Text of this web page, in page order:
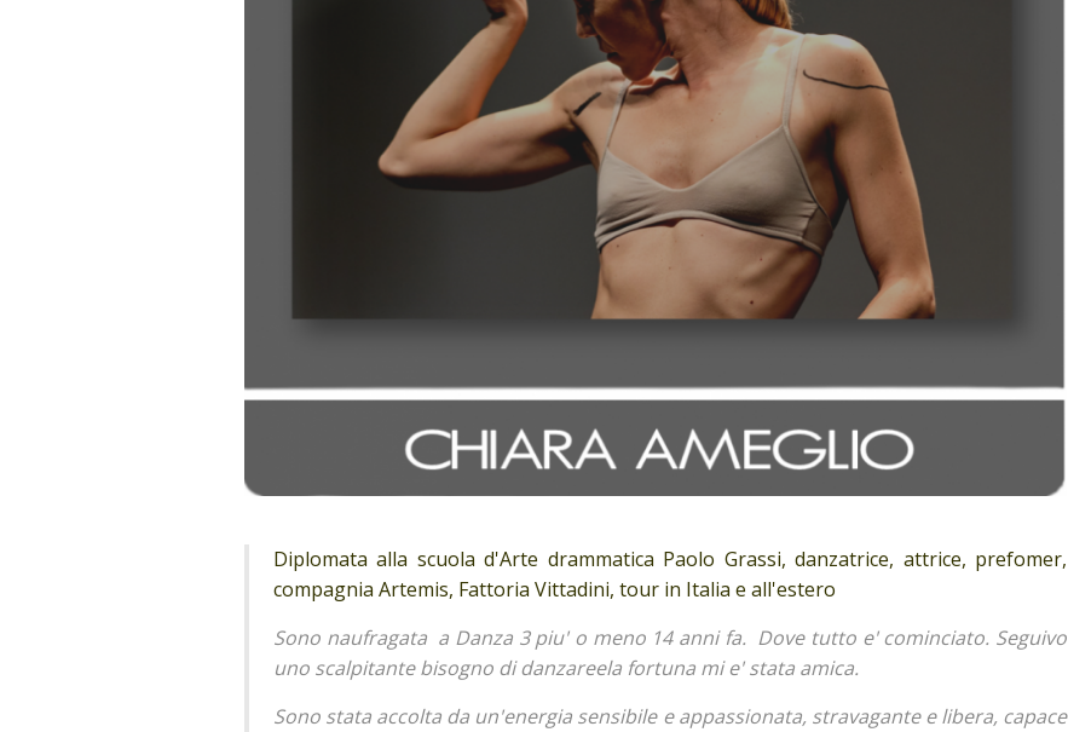
Diplomata alla scuola d'Arte drammatica Paolo Grassi, danzatrice, attrice, prefomer,
compagnia Artemis, Fattoria Vittadini, tour in Italia e all'estero
Sono naufragata a Danza 3 piu' o meno 14 anni fa. Dove tutto e' cominciato. Seguivo
uno scalpitante bisogno di danzareela fortuna mi e' stata amica.
Sono stata accolta da un'energia sensibile e appassionata, stravagante e libera, capace